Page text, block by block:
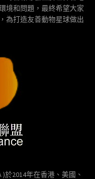
境和問題，最終希望大家
為打造友善動物星球做出
)於2014年在香港、美國、